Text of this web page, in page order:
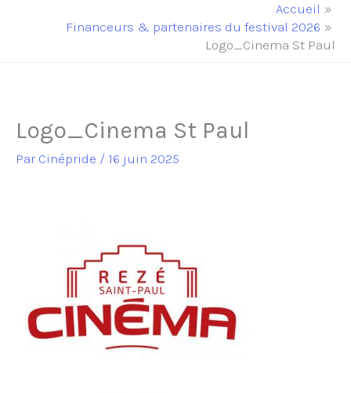
Accueil
Financeurs & partenaires du festival 2026
Logo_Cinema St Paul
Logo_Cinema St Paul
Par Cinépride / 16 juin 2025